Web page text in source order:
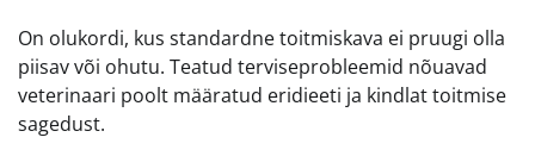
On olukordi, kus standardne toitmiskava ei pruugi olla
piisav või ohutu. Teatud terviseprobleemid nõuavad
veterinaari poolt määratud eridieeti ja kindlat toitmise
sagedust.